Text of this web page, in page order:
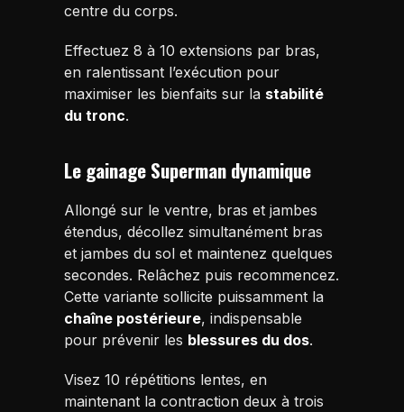
centre du corps.
Effectuez 8 à 10 extensions par bras,
en ralentissant l’exécution pour
maximiser les bienfaits sur la stabilité
du tronc.
Le gainage Superman dynamique
Allongé sur le ventre, bras et jambes
étendus, décollez simultanément bras
et jambes du sol et maintenez quelques
secondes. Relâchez puis recommencez.
Cette variante sollicite puissamment la
chaîne postérieure, indispensable
pour prévenir les blessures du dos.
Visez 10 répétitions lentes, en
maintenant la contraction deux à trois